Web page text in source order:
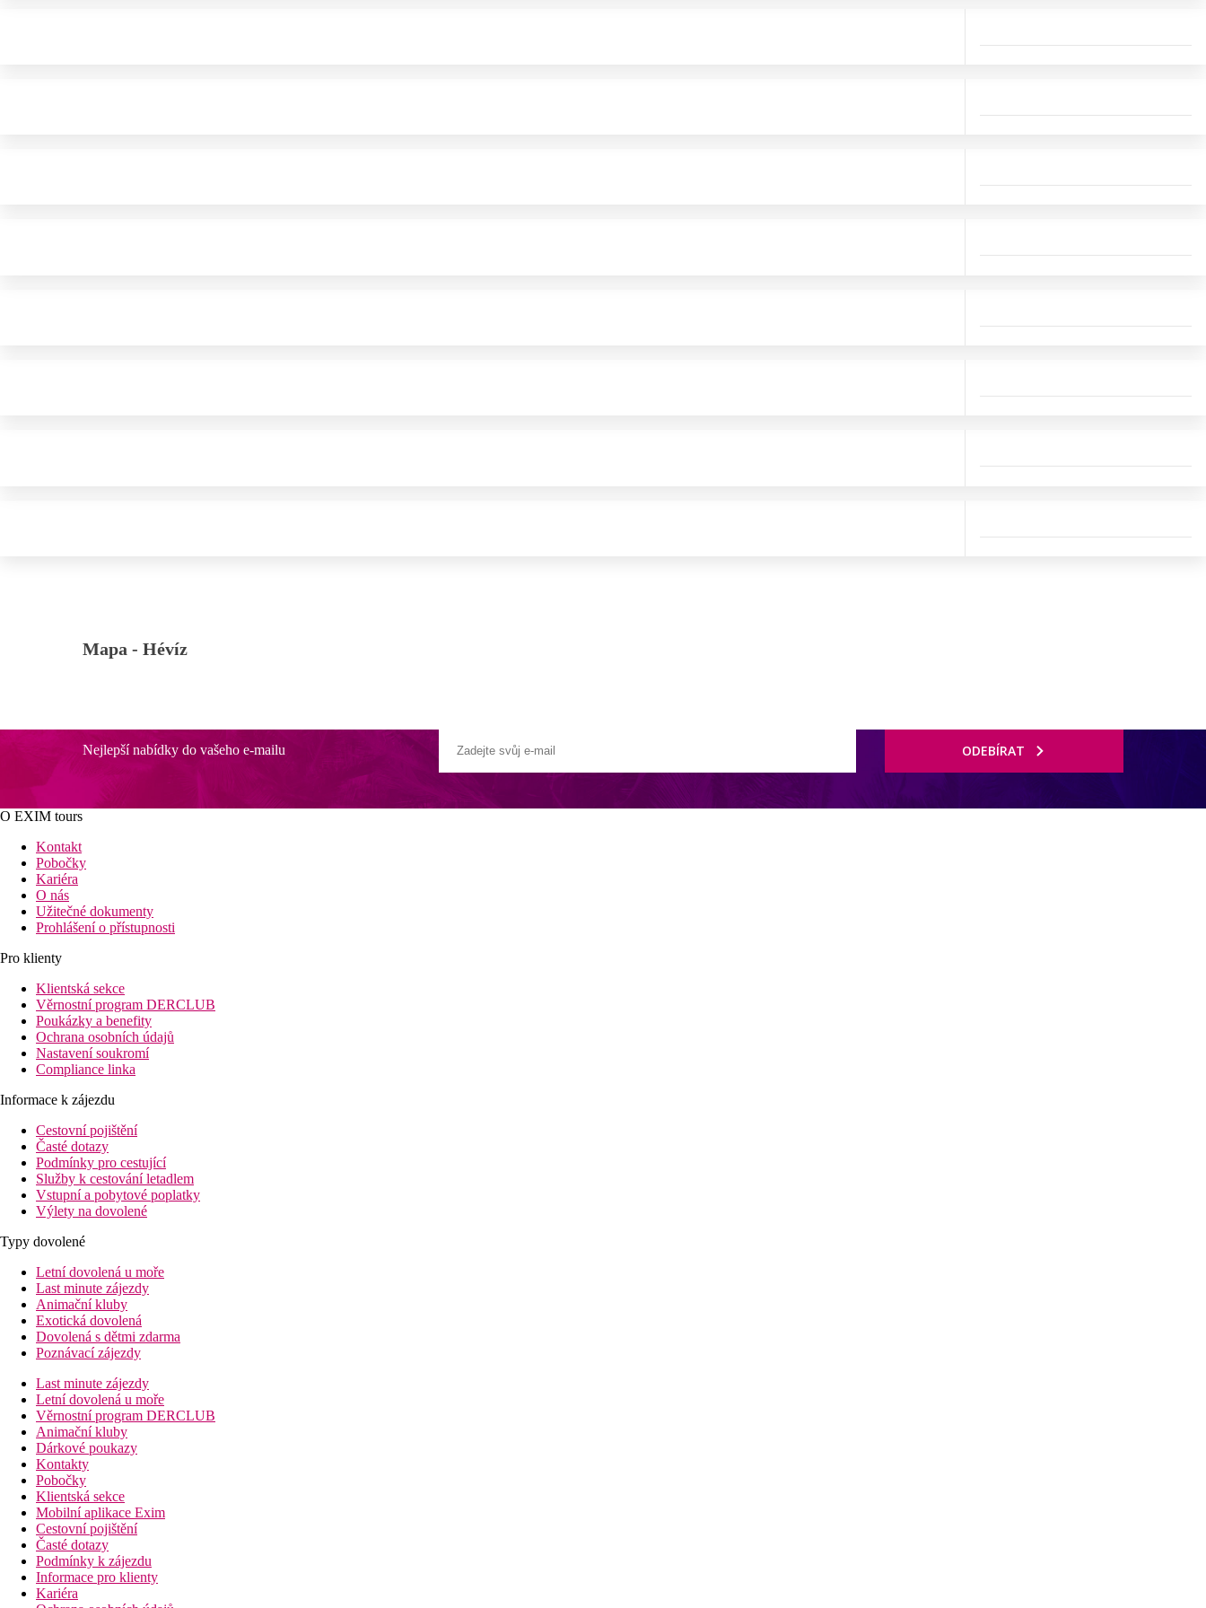
Mapa - Hévíz
Nejlepší nabídky do vašeho e-mailu ODEBÍRAT
O EXIM tours
Kontakt
Pobočky
Kariéra
O nás
Užitečné dokumenty
Prohlášení o přístupnosti
Pro klienty
Klientská sekce
Věrnostní program DERCLUB
Poukázky a benefity
Ochrana osobních údajů
Nastavení soukromí
Compliance linka
Informace k zájezdu
Cestovní pojištění
Časté dotazy
Podmínky pro cestující
Služby k cestování letadlem
Vstupní a pobytové poplatky
Výlety na dovolené
Typy dovolené
Letní dovolená u moře
Last minute zájezdy
Animační kluby
Exotická dovolená
Dovolená s dětmi zdarma
Poznávací zájezdy
Last minute zájezdy
Letní dovolená u moře
Věrnostní program DERCLUB
Animační kluby
Dárkové poukazy
Kontakty
Pobočky
Klientská sekce
Mobilní aplikace Exim
Cestovní pojištění
Časté dotazy
Podmínky k zájezdu
Informace pro klienty
Kariéra